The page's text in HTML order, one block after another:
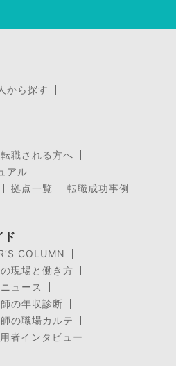
から探す
職される方へ
アル
拠点一覧
転職成功事例
ド
COLUMN
現場と働き方
ュース
の年収診断
の職場カルテ
者インタビュー